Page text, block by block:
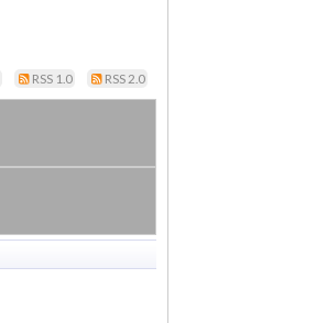
RSS 1.0 RSS 2.0